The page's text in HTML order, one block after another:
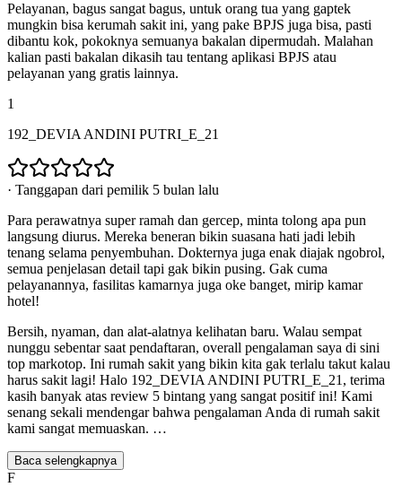
Pelayanan, bagus sangat bagus, untuk orang tua yang gaptek
mungkin bisa kerumah sakit ini, yang pake BPJS juga bisa, pasti
dibantu kok, pokoknya semuanya bakalan dipermudah. Malahan
kalian pasti bakalan dikasih tau tentang aplikasi BPJS atau
pelayanan yang gratis lainnya.
1
192_DEVIA ANDINI PUTRI_E_21
· Tanggapan dari pemilik 5 bulan lalu
Para perawatnya super ramah dan gercep, minta tolong apa pun
langsung diurus. Mereka beneran bikin suasana hati jadi lebih
tenang selama penyembuhan. Dokternya juga enak diajak ngobrol,
semua penjelasan detail tapi gak bikin pusing. Gak cuma
pelayanannya, fasilitas kamarnya juga oke banget, mirip kamar
hotel!
Bersih, nyaman, dan alat-alatnya kelihatan baru. Walau sempat
nunggu sebentar saat pendaftaran, overall pengalaman saya di sini
top markotop. Ini rumah sakit yang bikin kita gak terlalu takut kalau
harus sakit lagi! Halo 192_DEVIA ANDINI PUTRI_E_21, terima
kasih banyak atas review 5 bintang yang sangat positif ini! Kami
senang sekali mendengar bahwa pengalaman Anda di rumah sakit
kami sangat memuaskan. …
Baca selengkapnya
F